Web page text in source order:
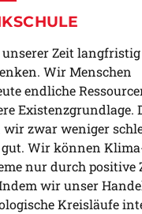
Zeit
Wir Menschen
endliche
Existenzgrundlage.
zwar weniger
Wir können
nur durch positive
wir unser
Kreisläufe